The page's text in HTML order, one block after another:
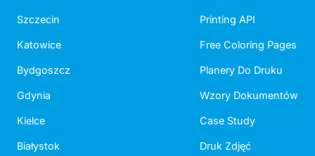
Szczecin
Katowice
Bydgoszcz
Gdynia
Kielce
Białystok
Printing API
Free Coloring Pages
Planery Do Druku
Wzory Dokumentów
Case Study
Druk Zdjęć